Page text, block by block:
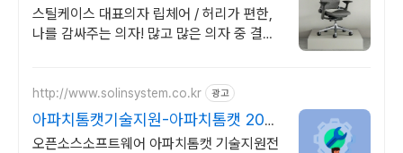
스틸케이스 대표의자 립체어 / 허리가 편한,
나를 감싸주는 의자! 많고 많은 의자 중 결국,
http://www.solinsystem.co.kr 광고
아파치톰캣기술지원-아파치톰캣 20년
이상 기술지원 노하우
오픈소스소프트웨어 아파치톰캣 기술지원전